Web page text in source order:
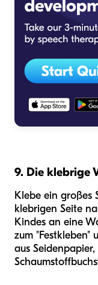
9. Die klebrige
Klebe ein großes
klebrigen Seite
Kindes an eine
zum "Festkleben"
aus